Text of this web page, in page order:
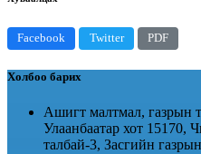
Facebook Twitter PDF
Холбоо барих
Ашигт малтмал, газрын
Улаанбаатар хот 15170,
талбай-3, Засгийн